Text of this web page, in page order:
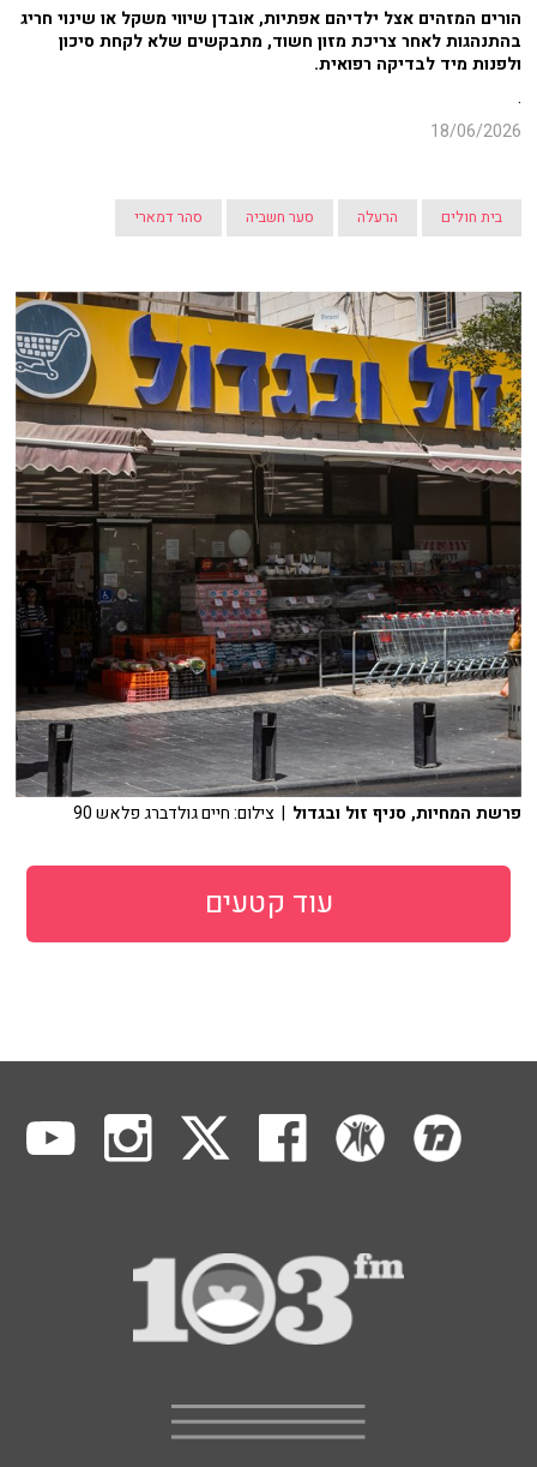
הורים המזהים אצל ילדיהם אפתיות, אובדן שיווי משקל או שינוי חריג
בהתנהגות לאחר צריכת מזון חשוד, מתבקשים שלא לקחת סיכון
ולפנות מיד לבדיקה רפואית.
.
18/06/2026
בית חולים הרעלה סער חשביה סהר דמארי
פרשת המחיות, סניף זול ובגדול | צילום: חיים גולדברג פלאש 90
עוד קטעים